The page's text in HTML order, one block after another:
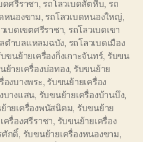
ดศรีราชา, รถโลวเบดสัตหีบ, รถ
หนองขาม, รถโลวเบดหนองใหญ่,
เบดเขตศรีราชา, รถโลวเบดเขา
ตำบลแหลมฉบัง, รถโลวเบดเมือง
ขนย้ายเครื่องกิ่งเกาะจันทร์, รับขน
ย้ายเครื่องบ่อทอง, รับขนย้าย
องบางพระ, รับขนย้ายเครื่อง
บางแสน, รับขนย้ายเครื่องบ้านบึง,
ายเครื่องพนัสนิคม, รับขนย้าย
ครื่องศรีราชา, รับขนย้ายเครื่อง
ศักดิ์, รับขนย้ายเครื่องหนองขาม,